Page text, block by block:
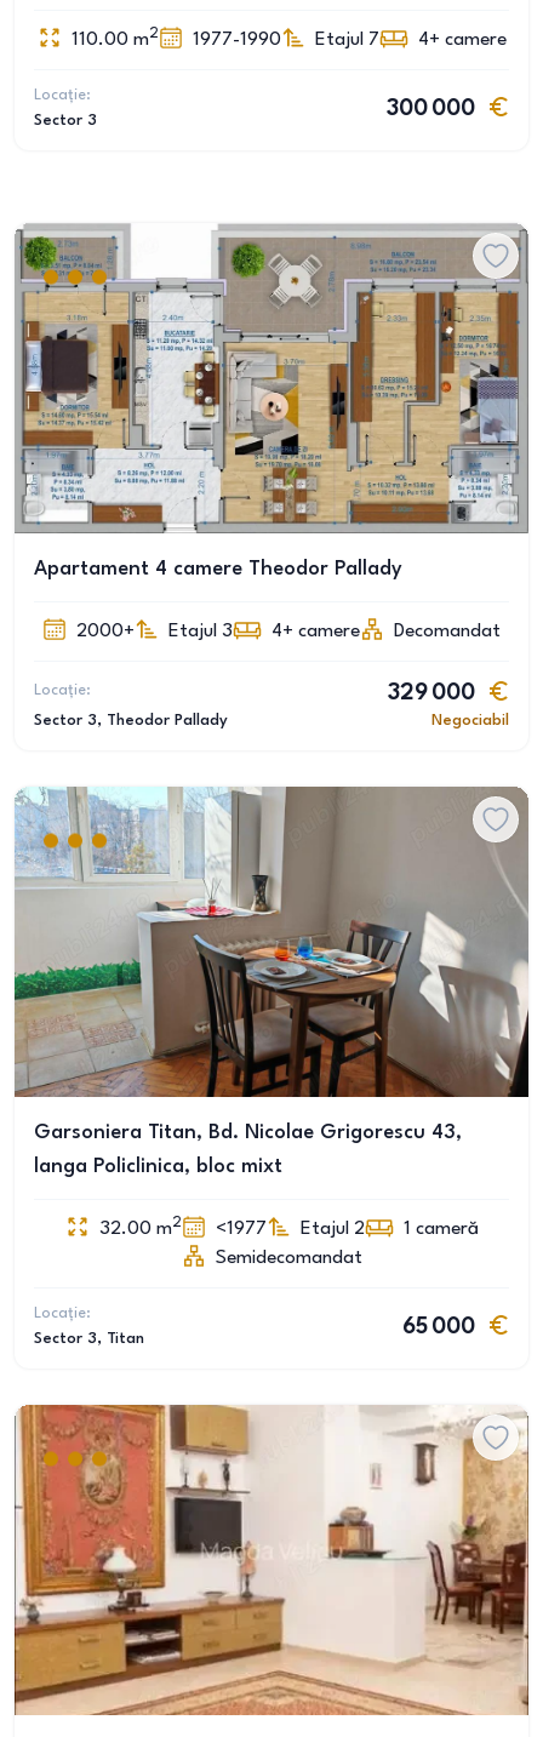
110.00 m2 1977-1990 Etajul 7 4+ camere
Locație:
Sector 3
300 000
Apartament 4 camere Theodor Pallady
2000+ Etajul 3 4+ camere Decomandat
Locație:
Sector 3, Theodor Pallady
329 000
Negociabil
Garsoniera Titan, Bd. Nicolae Grigorescu 43,
langa Policlinica, bloc mixt
32.00 m2 <1977 Etajul 2 1 cameră
Semidecomandat
Locație:
Sector 3, Titan
65 000